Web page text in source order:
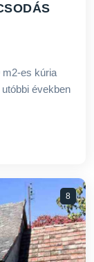
m2-es kúria
években
8